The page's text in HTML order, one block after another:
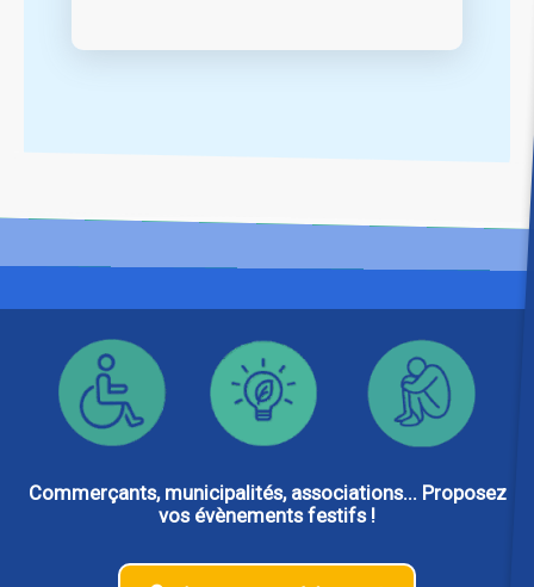
Commerçants, municipalités, associations... Proposez
vos évènements festifs !